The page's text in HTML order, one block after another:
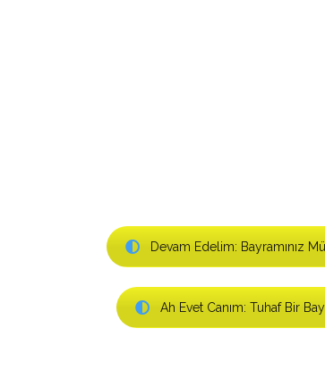
Devam Edelim: Bayramınız
Ah Evet Canım: Tuhaf Bir